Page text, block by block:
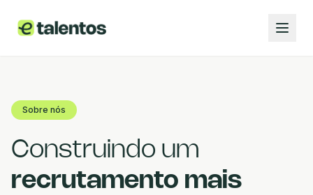
Sobre nós
Construindo um
recrutamento mais